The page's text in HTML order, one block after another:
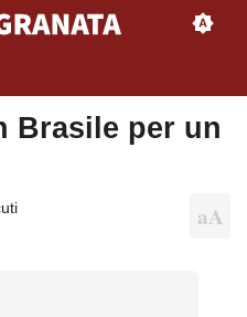
Brasile per un